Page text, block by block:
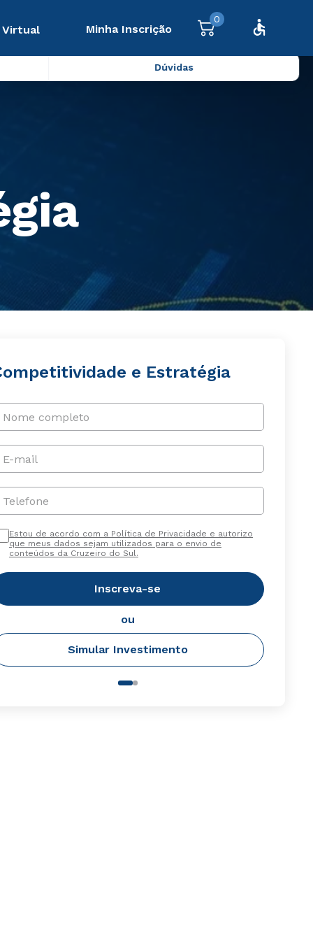
Virtual Minha Inscrição
0
Dúvidas
e Estratégia
Nome completo
E-mail
Telefone
Estou de acordo com a Política de Privacidade e autorizo
que meus dados sejam utilizados para o envio de
conteúdos da Cruzeiro do Sul.
Inscreva-se
ou
Simular Investimento